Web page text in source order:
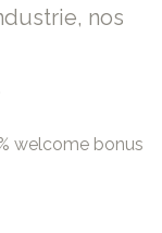
nos
welcome bonus